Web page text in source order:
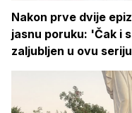
Nakon prve dvije
jasnu poruku: 'Čak i
zaljubljen u ovu